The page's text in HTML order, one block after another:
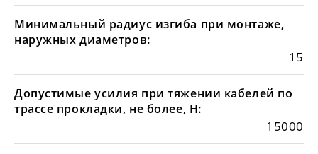
Минимальный радиус изгиба при монтаже,
наружных диаметров:
15
Допустимые усилия при тяжении кабелей по
трассе прокладки, не более, Н:
15000